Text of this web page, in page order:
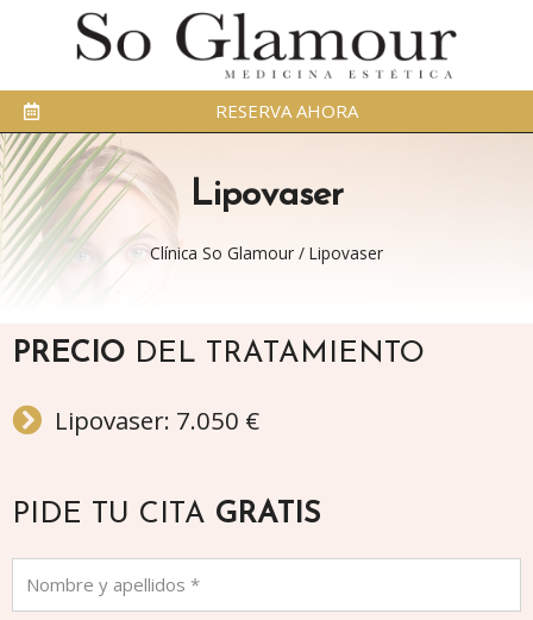
RESERVA AHORA
Lipovaser
Clínica So Glamour / Lipovaser
PRECIO DEL TRATAMIENTO
Lipovaser: 7.050 €
PIDE TU CITA GRATIS